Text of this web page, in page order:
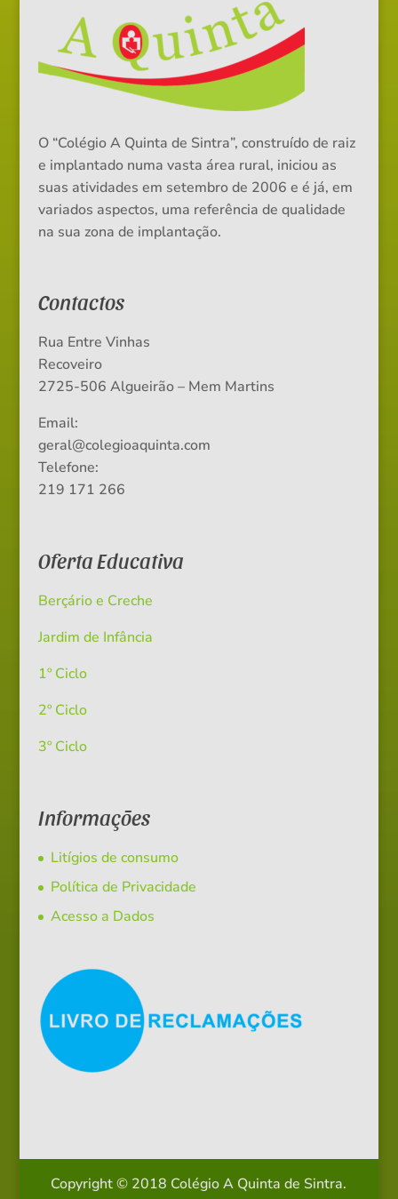
O “Colégio A Quinta de Sintra”, construído de raiz
e implantado numa vasta área rural, iniciou as
suas atividades em setembro de 2006 e é já, em
variados aspectos, uma referência de qualidade
na sua zona de implantação.
Contactos
Rua Entre Vinhas
Recoveiro
2725-506 Algueirão – Mem Martins
Email:
geral@colegioaquinta.com
Telefone:
219 171 266
Oferta Educativa
Berçário e Creche
Jardim de Infância
1º Ciclo
2º Ciclo
3º Ciclo
Informações
Litígios de consumo
Política de Privacidade
Acesso a Dados
Copyright © 2018 Colégio A Quinta de Sintra.